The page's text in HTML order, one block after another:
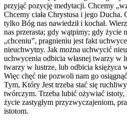
przyjąć pozycję medytacji. Chcemy
Chcemy ciała Chrystusa i jego Ducha.
tylko Bóg nas nawiedził i kochał.
nas przerasta; gdy wątpimy; gdy życie
„chceniu”, pragnieniu jest fakt
nieuchwytny. Jak można uchwycić
uchwycenia odbicia własnej twarzy w
twarzy w lustrze, lub odbicia księżyca
Więc chęć nie pozwoli nam go
Tym, Który Jest trzeba stać się
twórczym. Trzeba lubić ożywiać istoty,
życie zastygłym przyzwyczajeniom,
istotom.